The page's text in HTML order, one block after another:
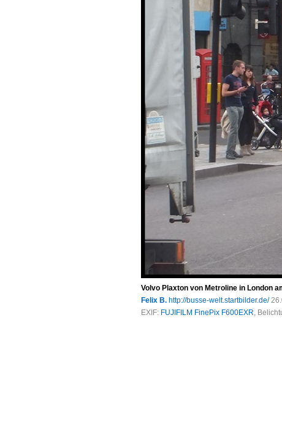
Volvo Plaxton von Metroline in London
Felix B. http://busse-welt.startbilder.de/
EXIF: FUJIFILM FinePix F600EXR,